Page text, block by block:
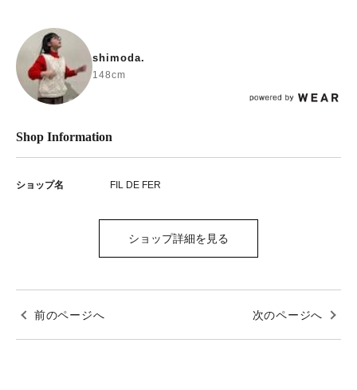
shimoda.
148cm
Shop Information
ショップ名 FIL DE FER
ショップ詳細を見る
前のページへ 次のページへ